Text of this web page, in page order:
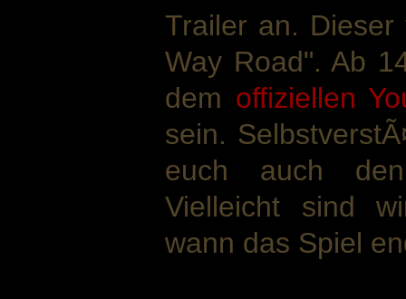
Trailer an.
Way Road". Ab
dem offiziellen
sein.
euch auch
Vielleicht sind
wann das Spiel